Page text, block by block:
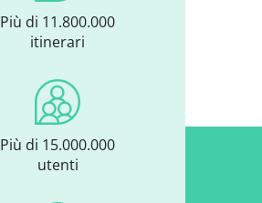
Più di 11.800.000
itinerari
Più di 15.000.000
utenti